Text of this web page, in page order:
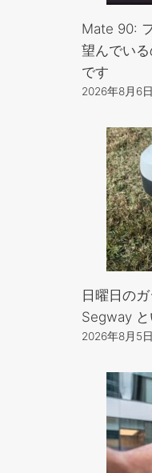
Mate 90:
望んでい
です
2026年8月6日
日曜日の
Segway
2026年8月5日